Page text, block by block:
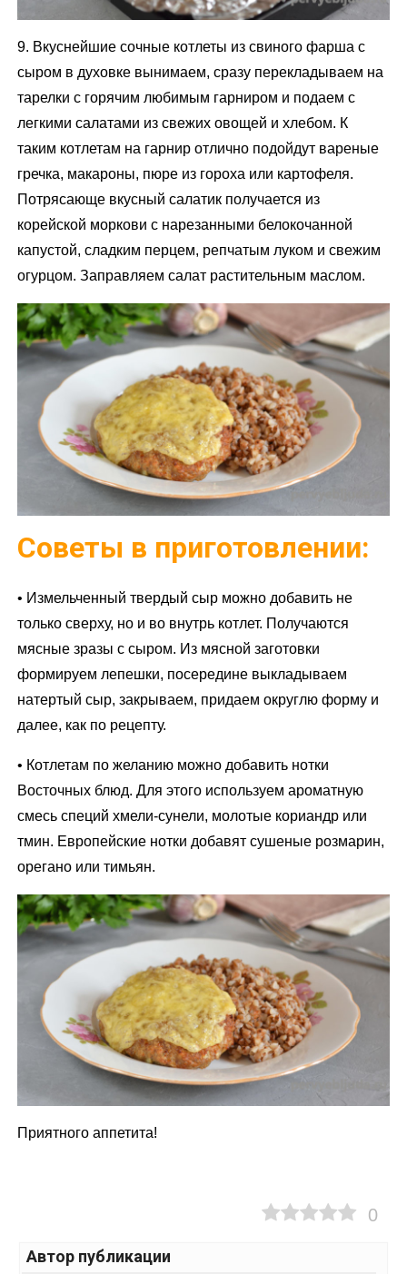
9. Вкуснейшие сочные котлеты из свиного фарша с
сыром в духовке вынимаем, сразу перекладываем на
тарелки с горячим любимым гарниром и подаем с
легкими салатами из свежих овощей и хлебом. К
таким котлетам на гарнир отлично подойдут вареные
гречка, макароны, пюре из гороха или картофеля.
Потрясающе вкусный салатик получается из
корейской моркови с нарезанными белокочанной
капустой, сладким перцем, репчатым луком и свежим
огурцом. Заправляем салат растительным маслом.
Советы в приготовлении:
• Измельченный твердый сыр можно добавить не
только сверху, но и во внутрь котлет. Получаются
мясные зразы с сыром. Из мясной заготовки
формируем лепешки, посередине выкладываем
натертый сыр, закрываем, придаем округлю форму и
далее, как по рецепту.
• Котлетам по желанию можно добавить нотки
Восточных блюд. Для этого используем ароматную
смесь специй хмели-сунели, молотые кориандр или
тмин. Европейские нотки добавят сушеные розмарин,
орегано или тимьян.
Приятного аппетита!
0
Автор публикации